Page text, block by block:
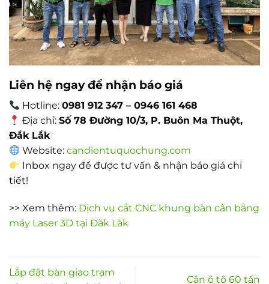
Liên hệ ngay để nhận báo giá
Hotline:0981 912 347 – 0946 161 468
Địa chỉ:Số 78 Đường 10/3, P. Buôn Ma Thuột,
Đắk Lắk
Website:candientuquochung.com
Inbox ngay để được tư vấn & nhận báo giá chi
tiết!
>> Xem thêm: Dịch vụ cắt CNC khung bàn cân bằng
máy Laser 3D tại Đăk Lăk
Lắp đặt bàn giao trạm
Cân ô tô 60 tấn